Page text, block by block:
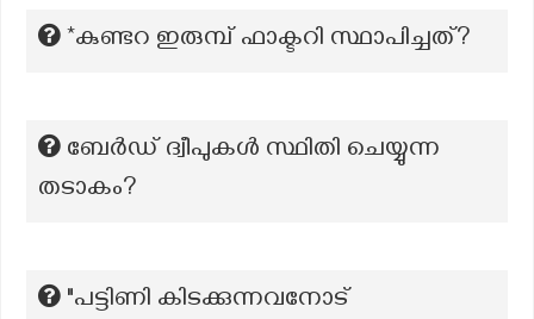
*കുണ്ടറ ഇരുമ്പ് ഫാക്ടറി സ്ഥാപിച്ചത്?
ബേർഡ് ദ്വീപുകൾ സ്ഥിതി ചെയ്യുന്ന
തടാകം?
"പട്ടിണി കിടക്കുന്നവനോട്